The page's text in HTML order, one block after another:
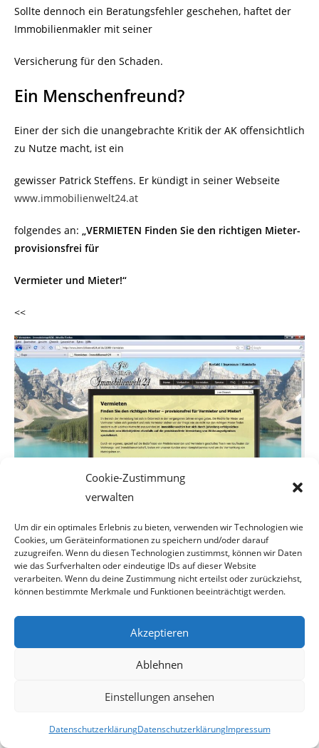
Cookie-Zustimmung
verwalten
Um dir ein optimales Erlebnis zu bieten, verwenden wir Technologien wie
Cookies, um Geräteinformationen zu speichern und/oder darauf
zuzugreifen. Wenn du diesen Technologien zustimmst, können wir Daten
wie das Surfverhalten oder eindeutige IDs auf dieser Website
verarbeiten. Wenn du deine Zustimmung nicht erteilst oder zurückziehst,
können bestimmte Merkmale und Funktionen beeinträchtigt werden.
Akzeptieren
Ablehnen
Einstellungen ansehen
DatenschutzerklärungDatenschutzerklärungImpressum
Sollte dennoch ein Beratungsfehler geschehen, haftet der
Immobilienmakler mit seiner
Versicherung für den Schaden.
Ein Menschenfreund?
Einer der sich die unangebrachte Kritik der AK offensichtlich
zu Nutze macht, ist ein
gewisser Patrick Steffens. Er kündigt in seiner Webseite
www.immobilienwelt24.at
folgendes an: „VERMIETEN Finden Sie den richtigen Mieter-
provisionsfrei für
Vermieter und Mieter!“
<<
Ein wahrer Menschenfreund dieser Steffens haben wir uns
gedacht und auf der Webseite
weitergelesen. Und siehe da, gegen Ende seines Angebotes
wird aus der Menschenfreund-
lichkeit ein erstaunliches Geschäft.